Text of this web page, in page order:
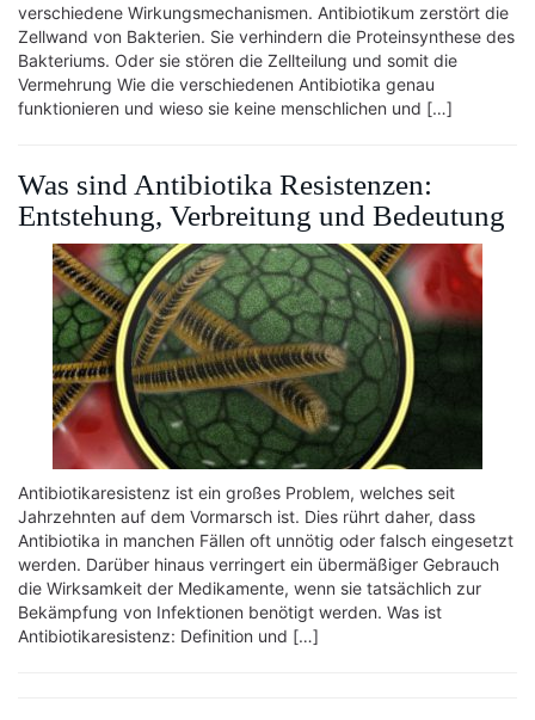
verschiedene Wirkungsmechanismen. Antibiotikum zerstört die
Zellwand von Bakterien. Sie verhindern die Proteinsynthese des
Bakteriums. Oder sie stören die Zellteilung und somit die
Vermehrung Wie die verschiedenen Antibiotika genau
funktionieren und wieso sie keine menschlichen und […]
Was sind Antibiotika Resistenzen:
Entstehung, Verbreitung und Bedeutung
Antibiotikaresistenz ist ein großes Problem, welches seit
Jahrzehnten auf dem Vormarsch ist. Dies rührt daher, dass
Antibiotika in manchen Fällen oft unnötig oder falsch eingesetzt
werden. Darüber hinaus verringert ein übermäßiger Gebrauch
die Wirksamkeit der Medikamente, wenn sie tatsächlich zur
Bekämpfung von Infektionen benötigt werden. Was ist
Antibiotikaresistenz: Definition und […]